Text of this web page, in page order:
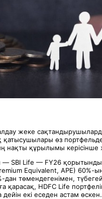
жеке
өз
нақты құрылымы керісінше
— SBI Life — FY26
Equivalent, APE) 60%-
төмендегенімен,
HDFC Life
екі еседен астам өскен.